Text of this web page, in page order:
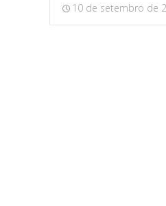
10 de setembro de